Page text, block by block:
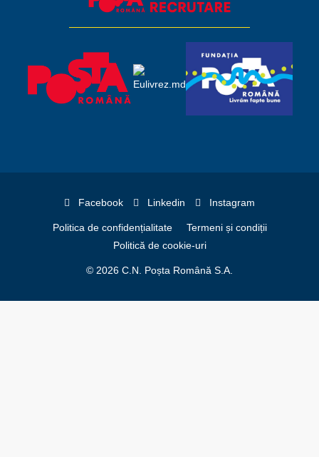
Facebook Linkedin Instagram
Politica de confidențialitate
Termeni și condiții
Politică de cookie-uri
© 2026 C.N. Poșta Română S.A.